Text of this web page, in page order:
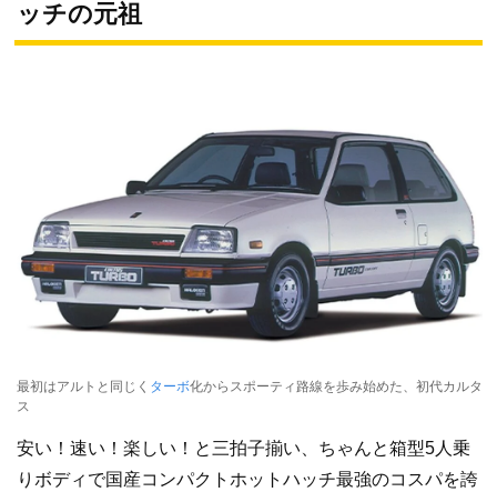
ッチの元祖
最初はアルトと同じく ターボ化からスポーティ路線を歩み始めた、初代カルタ
ス
安い！速い！楽しい！と三拍子揃い、ちゃんと箱型5人乗
りボディで国産コンパクトホットハッチ最強のコスパを誇